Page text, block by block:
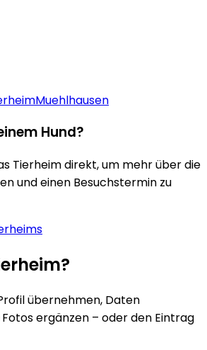
Hund?
Tierheim direkt, um mehr über die
und einen Besuchstermin zu
übernehmen, Daten
ergänzen – oder den Eintrag